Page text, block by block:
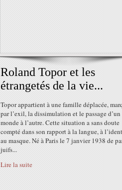
Roland Topor et les
étrangetés de la vie...
Topor appartient à une famille déplacée,
par l’exil, la dissimulation et le passage d’un
monde à l’autre. Cette situation a sans doute
compté dans son rapport à la langue, à
au masque. Né à Paris le 7 janvier 1938 de
juifs...
Lire la suite